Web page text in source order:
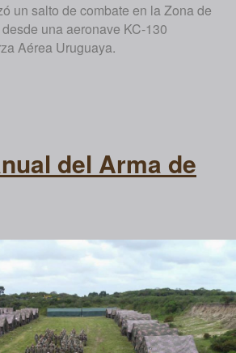
un salto de combate en la Zona de
una aeronave KC-130
Aérea Uruguaya.
del Arma de